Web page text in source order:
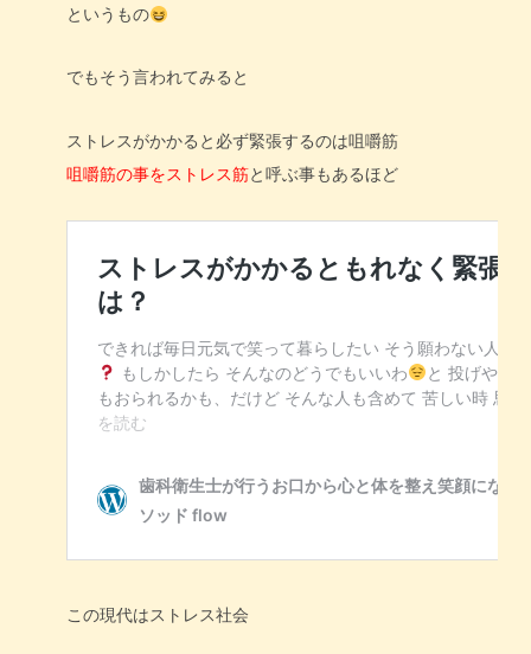
というもの
でもそう言われてみると
ストレスがかかると必ず緊張するのは咀嚼筋
咀嚼筋の事をストレス筋と呼ぶ事もあるほど
この現代はストレス社会